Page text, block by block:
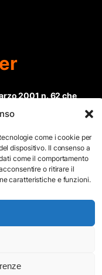
come i cookie per
dispositivo. Il consenso a
come il comportamento
o ritirare il
caratteristiche e funzioni.
2001 n. 62 che
“Informazione
detentori del
specifica
di testi e
specificato, è
riprodotto e
o cartaceo senza
dello staff di ”Il Mare